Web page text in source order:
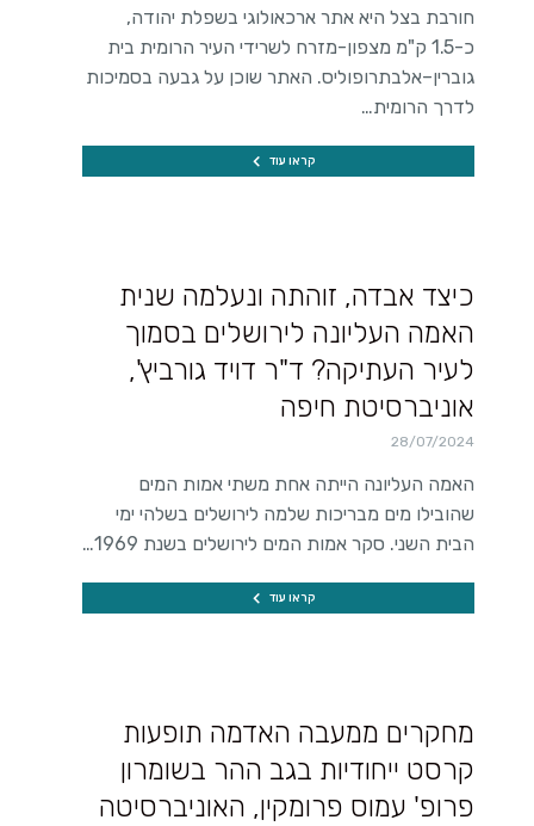
חורבת בצל היא אתר ארכאולוגי בשפלת יהודה,
כ-1.5 ק"מ מצפון-מזרח לשרידי העיר הרומית בית
גוברין–אלבתרופוליס. האתר שוכן על גבעה בסמיכות
לדרך הרומית…
קראו עוד
כיצד אבדה, זוהתה ונעלמה שנית
האמה העליונה לירושלים בסמוך
לעיר העתיקה? ד"ר דויד גורביץ',
אוניברסיטת חיפה
28/07/2024
האמה העליונה הייתה אחת משתי אמות המים
שהובילו מים מבריכות שלמה לירושלים בשלהי ימי
הבית השני. סקר אמות המים לירושלים בשנת 1969…
קראו עוד
מחקרים ממעבה האדמה תופעות
קרסט ייחודיות בגב ההר בשומרון
פרופ' עמוס פרומקין, האוניברסיטה